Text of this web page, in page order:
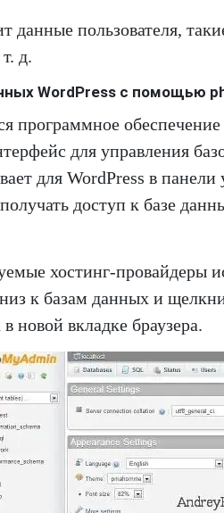
данные пользователя,
д.
WordPress с помощью
программное
для управления
для WordPress в
доступ к базе
хостинг-провайдеры
к базам данных и
новой вкладке браузера.